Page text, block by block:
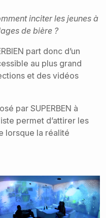
inciter les jeunes à
de bière ?
part donc d’un
au plus grand
et des vidéos
par SUPERBEN à
permet d’attirer les
lorsque la réalité